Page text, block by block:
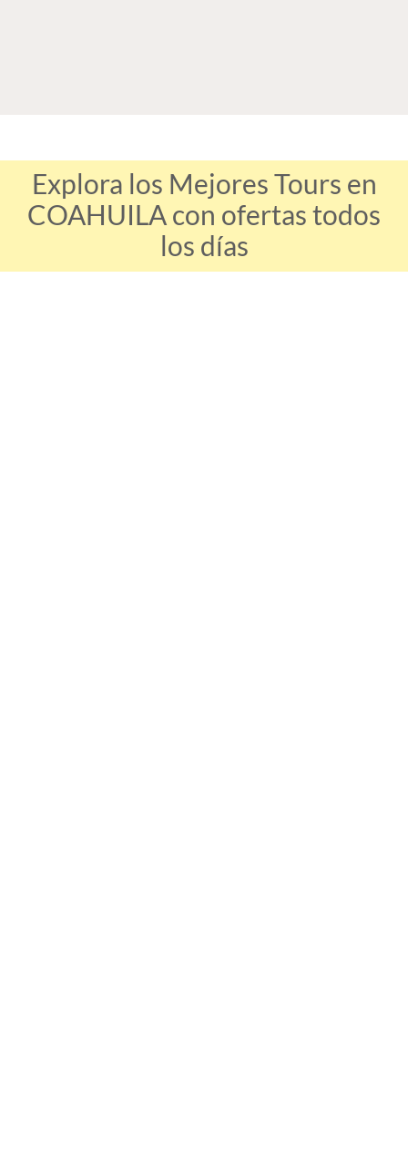
Explora los Mejores Tours en
COAHUILA con ofertas todos
los días